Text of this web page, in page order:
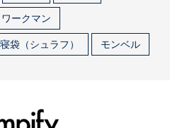
ワークマン
寝袋（シュラフ） モンベル